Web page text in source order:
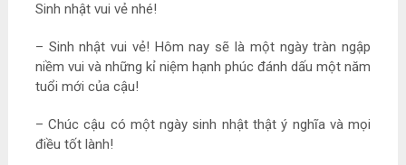
Sinh nhật vui vẻ nhé!
– Sinh nhật vui vẻ! Hôm nay sẽ là một ngày tràn ngập
niềm vui và những kỉ niệm hạnh phúc đánh dấu một năm
tuổi mới của cậu!
– Chúc cậu có một ngày sinh nhật thật ý nghĩa và mọi
điều tốt lành!